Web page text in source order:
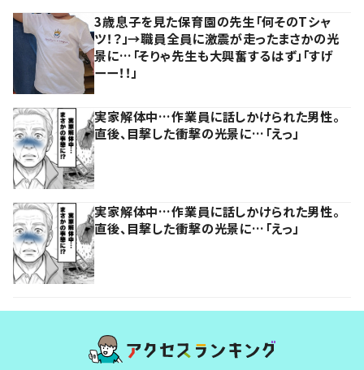
3歳息子を見た保育園の先生「何そのTシャ
ツ！？」→職員全員に激震が走ったまさかの光
景に…「そりゃ先生も大興奮するはず」「すげ
ーー！！」
実家解体中…作業員に話しかけられた男性。
直後、目撃した衝撃の光景に…「えっ」
実家解体中…作業員に話しかけられた男性。
直後、目撃した衝撃の光景に…「えっ」